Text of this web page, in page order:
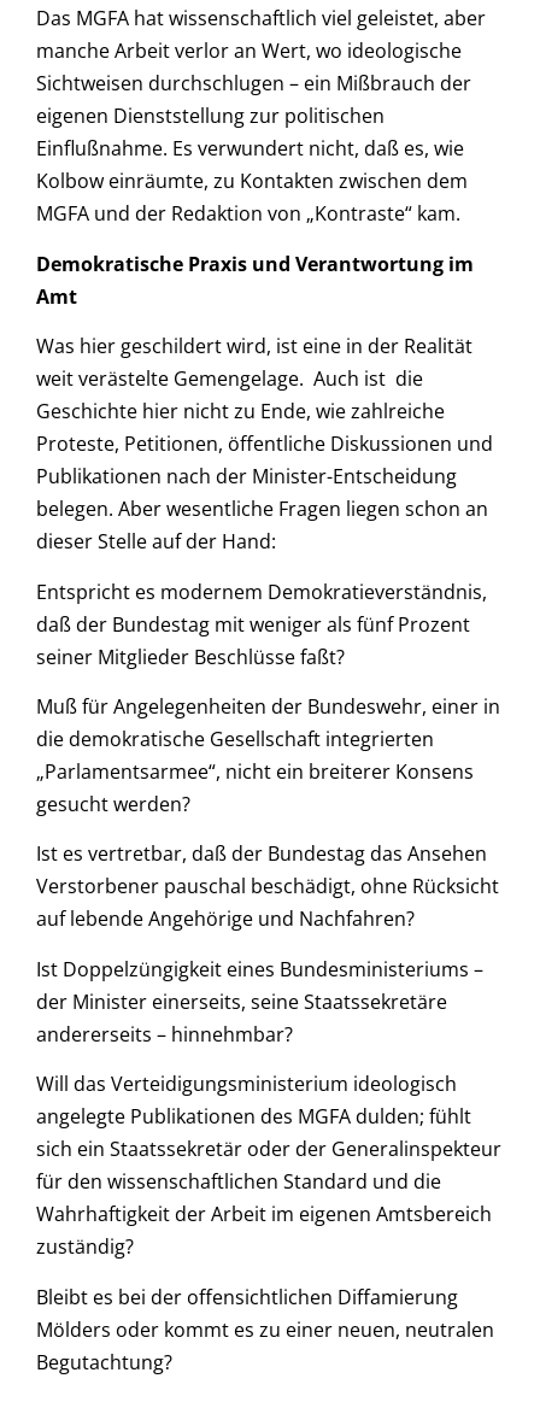
Das MGFA hat wissenschaftlich viel geleistet, aber
manche Arbeit verlor an Wert, wo ideologische
Sichtweisen durchschlugen – ein Mißbrauch der
eigenen Dienststellung zur politischen
Einflußnahme. Es verwundert nicht, daß es, wie
Kolbow einräumte, zu Kontakten zwischen dem
MGFA und der Redaktion von „Kontraste“ kam.
Demokratische Praxis und Verantwortung im
Amt
Was hier geschildert wird, ist eine in der Realität
weit verästelte Gemengelage. Auch ist die
Geschichte hier nicht zu Ende, wie zahlreiche
Proteste, Petitionen, öffentliche Diskussionen und
Publikationen nach der Minister-Entscheidung
belegen. Aber wesentliche Fragen liegen schon an
dieser Stelle auf der Hand:
Entspricht es modernem Demokratieverständnis,
daß der Bundestag mit weniger als fünf Prozent
seiner Mitglieder Beschlüsse faßt?
Muß für Angelegenheiten der Bundeswehr, einer in
die demokratische Gesellschaft integrierten
„Parlamentsarmee“, nicht ein breiterer Konsens
gesucht werden?
Ist es vertretbar, daß der Bundestag das Ansehen
Verstorbener pauschal beschädigt, ohne Rücksicht
auf lebende Angehörige und Nachfahren?
Ist Doppelzüngigkeit eines Bundesministeriums –
der Minister einerseits, seine Staatssekretäre
andererseits – hinnehmbar?
Will das Verteidigungsministerium ideologisch
angelegte Publikationen des MGFA dulden; fühlt
sich ein Staatssekretär oder der Generalinspekteur
für den wissenschaftlichen Standard und die
Wahrhaftigkeit der Arbeit im eigenen Amtsbereich
zuständig?
Bleibt es bei der offensichtlichen Diffamierung
Mölders oder kommt es zu einer neuen, neutralen
Begutachtung?